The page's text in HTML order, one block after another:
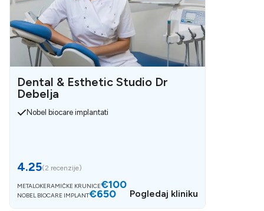
Dental & Esthetic Studio Dr
Debelja
Nobel biocare implantati
4.25(2 recenzije)
METALOKERAMIČKE KRUNICE€100
NOBEL BIOCARE IMPLANT€650 Pogledaj kliniku